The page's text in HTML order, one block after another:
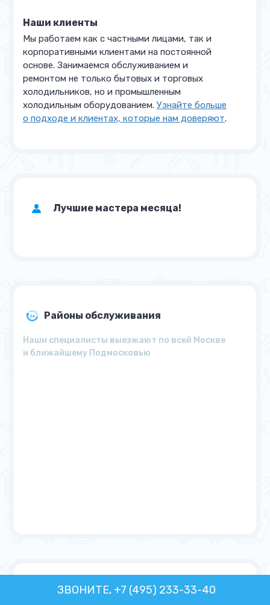
Наши клиенты
Мы работаем как с частными лицами, так и
корпоративными клиентами на постоянной
основе. Занимаемся обслуживанием и
ремонтом не только бытовых и торговых
холодильников, но и промышленным
холодильным оборудованием.Узнайте больше
о подходе и клиентах, которые нам доверяют.
Лучшие мастера месяца!
Районы обслуживания
Наши специалисты выезжают по всей Москве
и ближайшему Подмосковью
Отзывына сторонних ресурсах
ЗВОНИТЕ, +7 (495) 233-33-40